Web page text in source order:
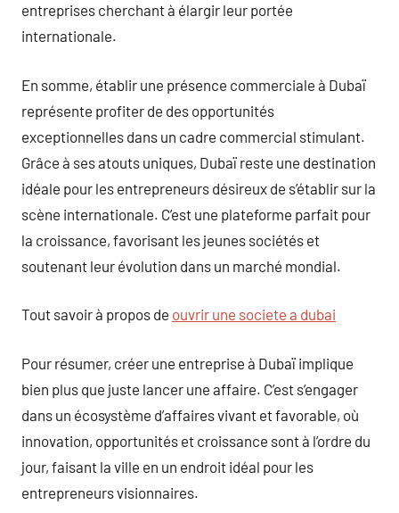
entreprises cherchant à élargir leur portée
internationale.
En somme, établir une présence commerciale à Dubaï
représente profiter de des opportunités
exceptionnelles dans un cadre commercial stimulant.
Grâce à ses atouts uniques, Dubaï reste une destination
idéale pour les entrepreneurs désireux de s’établir sur la
scène internationale. C’est une plateforme parfait pour
la croissance, favorisant les jeunes sociétés et
soutenant leur évolution dans un marché mondial.
Tout savoir à propos de ouvrir une societe a dubai
Pour résumer, créer une entreprise à Dubaï implique
bien plus que juste lancer une affaire. C’est s’engager
dans un écosystème d’affaires vivant et favorable, où
innovation, opportunités et croissance sont à l’ordre du
jour, faisant la ville en un endroit idéal pour les
entrepreneurs visionnaires.